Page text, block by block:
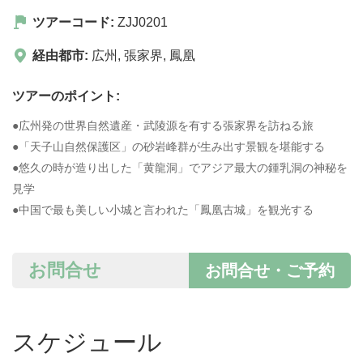
ツアーコード: ZJJ0201
経由都市: 広州 , 張家界, 鳳凰
ツアーのポイント:
●広州発の世界自然遺産・武陵源を有する張家界を訪ねる旅
●「天子山自然保護区」の砂岩峰群が生み出す景観を堪能する
●悠久の時が造り出した「黄龍洞」でアジア最大の鍾乳洞の神秘を
見学
●中国で最も美しい小城と言われた「鳳凰古城」を観光する
お問合せ・ご予約
お問合せ
スケジュール